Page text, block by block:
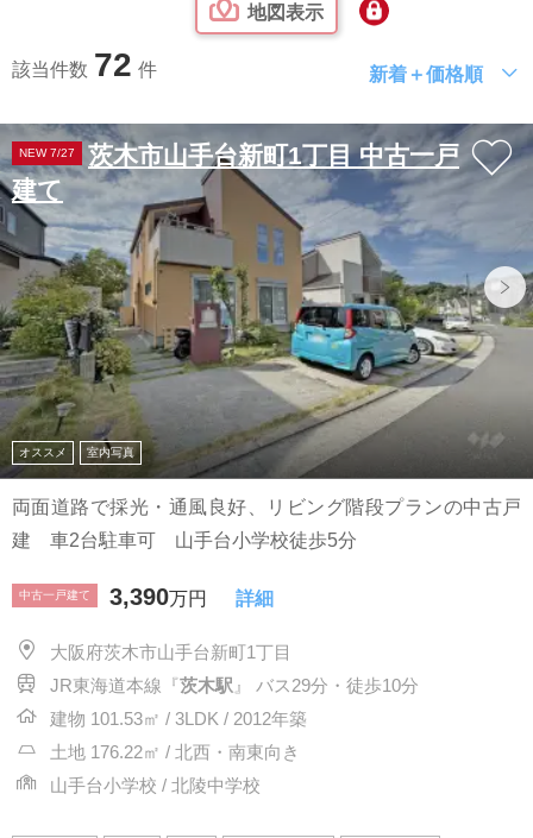
地図表示
該当件数 72 件 新着＋価格順
NEW 7/27
茨木市山手台新町1丁目 中古一戸
建て
オススメ 室内写真
両面道路で採光・通風良好、リビング階段プランの中古戸
建 車2台駐車可 山手台小学校徒歩5分
中古一戸建て 3,390万円 詳細
大阪府茨木市山手台新町1丁目
JR東海道本線『茨木駅 』 バス29分・徒歩10分
建物 101.53㎡ / 3LDK / 2012年築
土地 176.22㎡ / 北西・南東向き
山手台小学校 / 北陵中学校